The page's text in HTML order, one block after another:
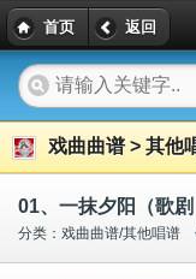
首页 返回
戏曲曲谱 > 其他
01、一抹夕阳（歌剧
分类：戏曲曲谱/其他唱